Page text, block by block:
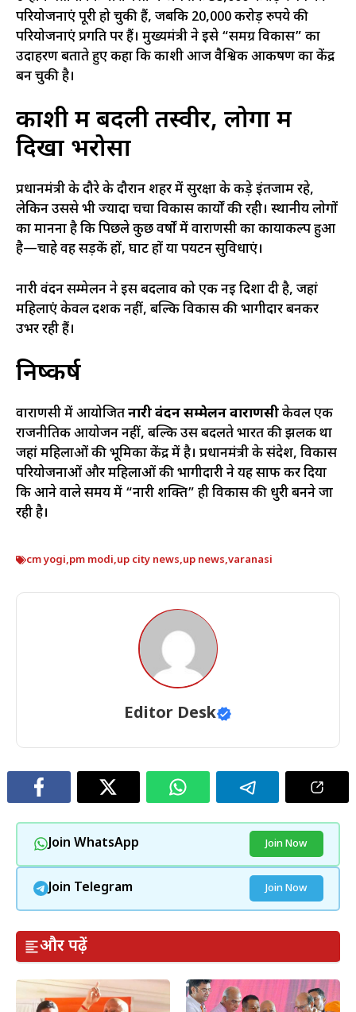
परियोजनाएं पूरी हो चुकी हैं, जबकि 20,000 करोड़ रुपये की
परियोजनाएं प्रगति पर हैं। मुख्यमंत्री ने इसे “समग्र विकास” का
उदाहरण बताते हुए कहा कि काशी आज वैश्विक आकर्षण का केंद्र
बन चुकी है।
काशी में बदली तस्वीर, लोगों में
दिखा भरोसा
प्रधानमंत्री के दौरे के दौरान शहर में सुरक्षा के कड़े इंतजाम रहे,
लेकिन उससे भी ज्यादा चर्चा विकास कार्यों की रही। स्थानीय लोगों
का मानना है कि पिछले कुछ वर्षों में वाराणसी का कायाकल्प हुआ
है—चाहे वह सड़कें हों, घाट हों या पर्यटन सुविधाएं।
नारी वंदन सम्मेलन ने इस बदलाव को एक नई दिशा दी है, जहां
महिलाएं केवल दर्शक नहीं, बल्कि विकास की भागीदार बनकर
उभर रही हैं।
निष्कर्ष
वाराणसी में आयोजितनारी वंदन सम्मेलन वाराणसीकेवल एक
राजनीतिक आयोजन नहीं, बल्कि उस बदलते भारत की झलक था
जहां महिलाओं की भूमिका केंद्र में है। प्रधानमंत्री के संदेश, विकास
परियोजनाओं और महिलाओं की भागीदारी ने यह साफ कर दिया
कि आने वाले समय में “नारी शक्ति” ही विकास की धुरी बनने जा
रही है।
cm yogi,pm modi,up city news,up news,varanasi
Editor Desk
Join WhatsApp Join Now
Join Telegram Join Now
और पढ़ें